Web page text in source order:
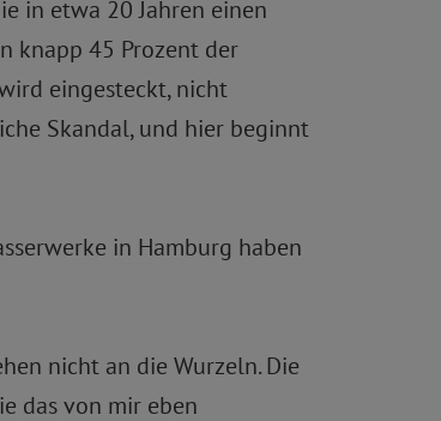
in etwa 20 Jahren einen
knapp 45 Prozent der
eingesteckt, nicht
Skandal, und hier beginnt
in Hamburg haben
nicht an die Wurzeln. Die
das von mir eben